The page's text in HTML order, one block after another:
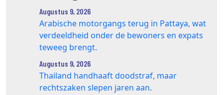
Augustus 9, 2026
Arabische motorgangs terug in Pattaya, wat
verdeeldheid onder de bewoners en expats
teweeg brengt.
Augustus 9, 2026
Thailand handhaaft doodstraf, maar
rechtszaken slepen jaren aan.